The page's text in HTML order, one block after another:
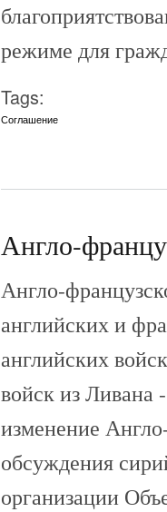
режиме для
Tags:
Соглашение
Англо-
Англо-
английских и
английских
войск из Ливана
изменение
обсуждения
организации